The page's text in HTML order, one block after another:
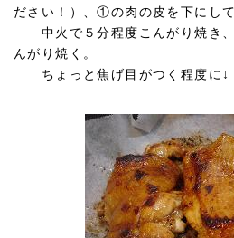
ださい！）、①の肉の皮を下にして
中火で５分程度こんがり焼き、
んがり焼く。
ちょっと焦げ目がつく程度に↓